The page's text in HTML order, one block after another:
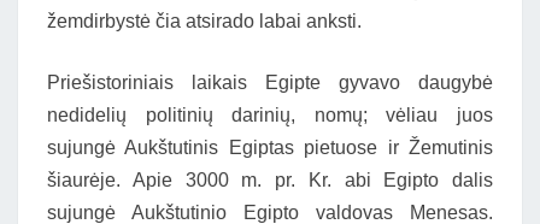
žemdirbystė čia atsirado labai anksti.
Priešistoriniais laikais Egipte gyvavo daugybė
nedidelių politinių darinių, nomų; vėliau juos
sujungė Aukštutinis Egiptas pietuose ir Žemutinis
šiaurėje. Apie 3000 m. pr. Kr. abi Egipto dalis
sujungė Aukštutinio Egipto valdovas Menesas.